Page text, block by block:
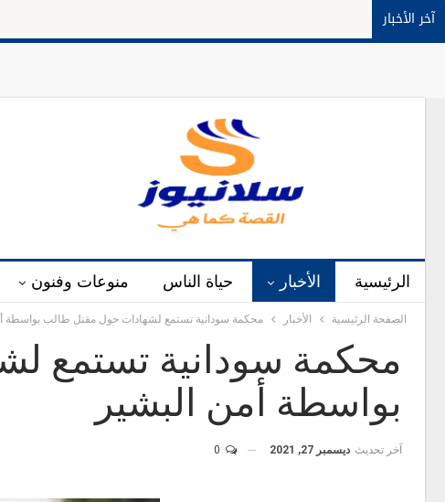
آخر الأخبار
الرئيسية الأخبار حياة الناس منوعات وفنون
الصفحة الرئيسية الأخبار محكمة سودانية تستمع لشهادات حول مقتل طالب بواسطة
محكمة سودانية تستمع
بواسطة أمن البشير
آخر تحديث ديسمبر 27, 2021